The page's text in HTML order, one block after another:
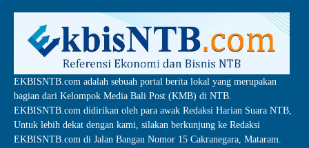
EKBISNTB.com adalah sebuah portal berita lokal yang merupakan
bagian dari Kelompok Media Bali Post (KMB) di NTB.
EKBISNTB.com didirikan oleh para awak Redaksi Harian Suara NTB,
Untuk lebih dekat dengan kami, silakan berkunjung ke Redaksi
EKBISNTB.com di Jalan Bangau Nomor 15 Cakranegara, Mataram.